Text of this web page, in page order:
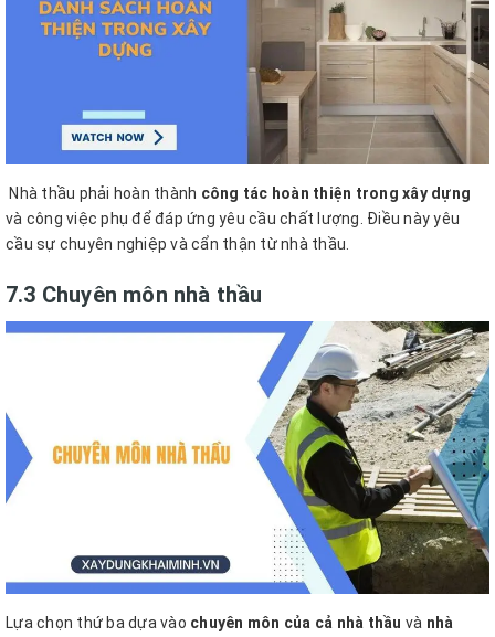
Nhà thầu phải hoàn thành công tác hoàn thiện trong xây dựng
và công việc phụ để đáp ứng yêu cầu chất lượng. Điều này yêu
cầu sự chuyên nghiệp và cẩn thận từ nhà thầu.
7.3 Chuyên môn nhà thầu
Lựa chọn thứ ba dựa vào chuyên môn của cả nhà thầu và nhà